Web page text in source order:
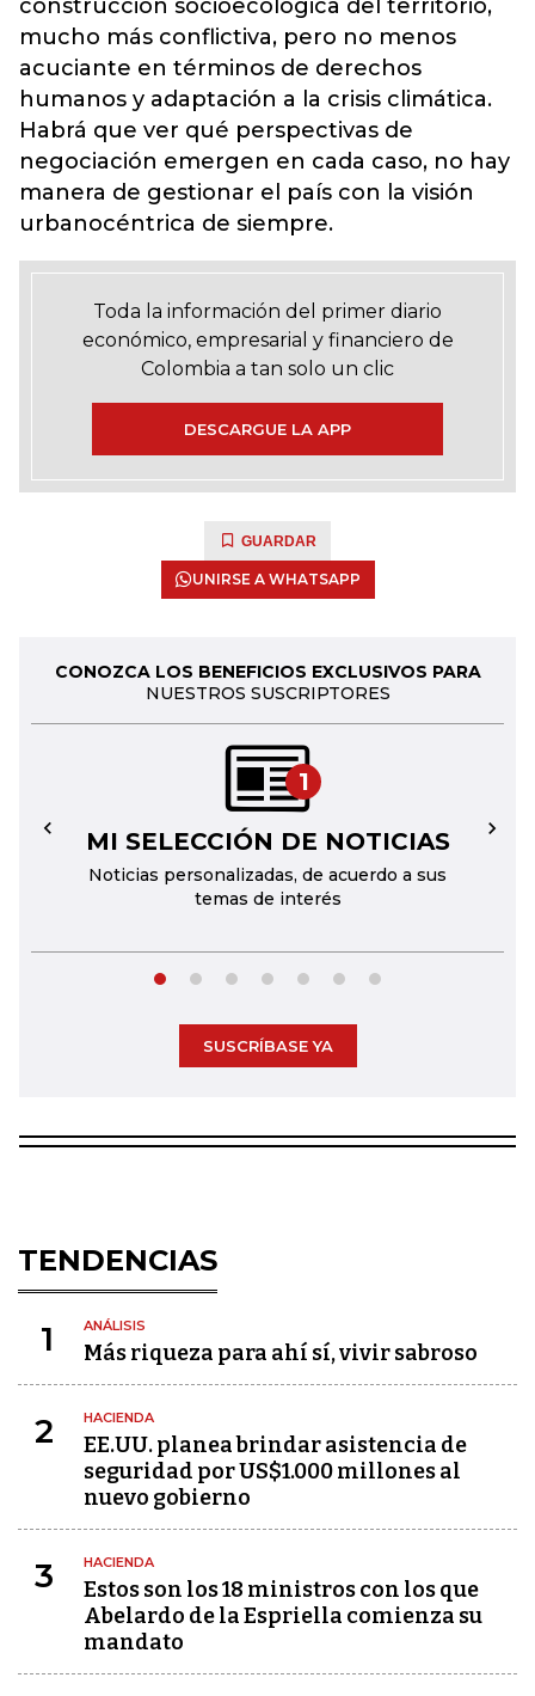
construcción socioecológica del territorio,
mucho más conflictiva, pero no menos
acuciante en términos de derechos
humanos y adaptación a la crisis climática.
Habrá que ver qué perspectivas de
negociación emergen en cada caso, no hay
manera de gestionar el país con la visión
urbanocéntrica de siempre.
Toda la información del primer diario
económico, empresarial y financiero de
Colombia a tan solo un clic
DESCARGUE LA APP
GUARDAR
UNIRSE A WHATSAPP
CONOZCA LOS BENEFICIOS EXCLUSIVOS PARA
NUESTROS SUSCRIPTORES
1
MI SELECCIÓN DE NOTICIAS
Noticias personalizadas, de acuerdo a sus
temas de interés
← →
SUSCRÍBASE YA
TENDENCIAS
1 ANÁLISIS
Más riqueza para ahí sí, vivir sabroso
2 HACIENDA
EE.UU. planea brindar asistencia de
seguridad por US$1.000 millones al
nuevo gobierno
3 HACIENDA
Estos son los 18 ministros con los que
Abelardo de la Espriella comienza su
mandato